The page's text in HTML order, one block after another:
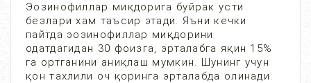
Эозинофиллар миқдорига буйрак усти
безлари хам таъсир этади. Яъни кечки
пайтда эозинофиллар миқдорини
одатдагидан 30 фоизга, эрталабга яқин 15%
га ортганини аниқлаш мумкин. Шунинг учун
қон тахлили оч қоринга эрталабда олинади.